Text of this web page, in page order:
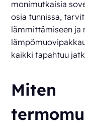
monimutkaisia
osia tunnissa,
lämmittämiseen ja
kaikki tapahtuu
Miten